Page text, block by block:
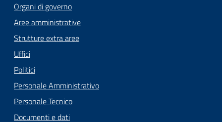
Organi di governo
Aree amministrative
Strutture extra aree
Uffici
Politici
Personale Amministrativo
Personale Tecnico
Documenti e dati